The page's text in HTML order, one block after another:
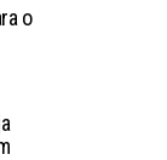
o